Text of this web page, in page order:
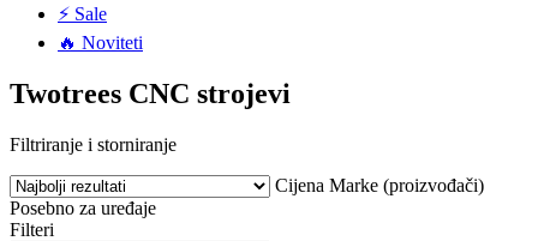
⚡ Sale
🔥 Noviteti
Twotrees CNC strojevi
Filtriranje i storniranje
Cijena Marke (proizvođači)
Posebno za uređaje
Filteri